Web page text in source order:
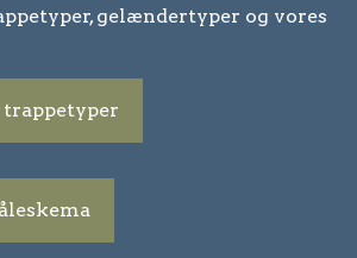
gelændertyper og vores